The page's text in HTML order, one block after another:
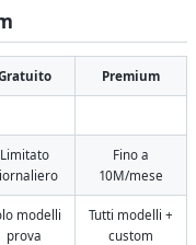
Premium
Limitato
Fino a
10M/mese
modelli
prova
Tutti modelli +
custom